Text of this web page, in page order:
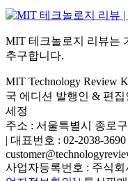
MIT 테크놀로지 리뷰는
추구합니다.
MIT Technology Review
국 에디션 발행인 & 편집
세정
주소 : 서울특별시 종로
| 대표번호 : 02-2038-
사업자등록번호 : 주식회